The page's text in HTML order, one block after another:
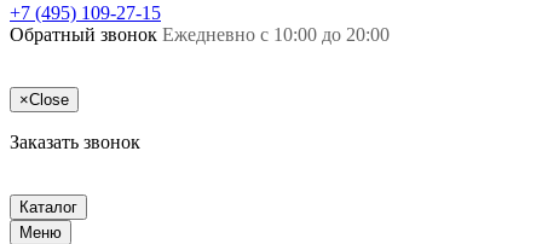
+7 (495) 109-27-15
Обратный звонок Ежедневно с 10:00 до 20:00
×Close
Заказать звонок
Каталог
Меню